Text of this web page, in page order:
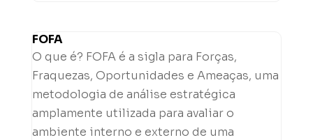
FOFA
O que é? FOFA é a sigla para Forças,
Fraquezas, Oportunidades e Ameaças, uma
metodologia de análise estratégica
amplamente utilizada para avaliar o
ambiente interno e externo de uma